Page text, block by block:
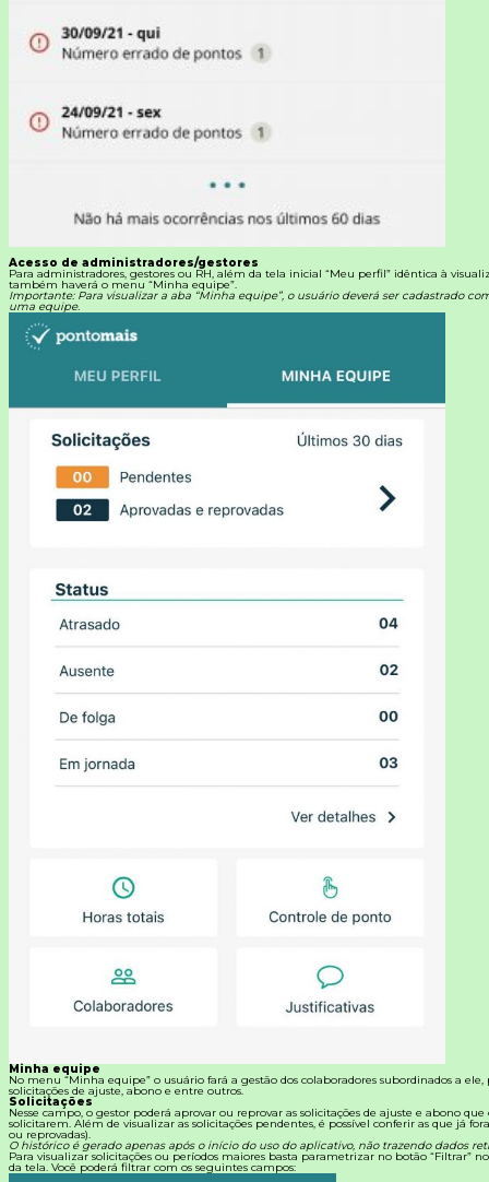
Acesso de administradores/gestores
Para administradores, gestores ou RH, além da tela inicial “Meu perfil” idêntica à
também haverá o menu “Minha equipe”.
Importante: Para visualizar a aba “Minha equipe”, o usuário deverá ser cadastrado
uma equipe.
Minha equipe
No menu “Minha equipe” o usuário fará a gestão dos colaboradores subordinados a
solicitações de ajuste, abono e entre outros.
Solicitações
Nesse campo, o gestor poderá aprovar ou reprovar as solicitações de ajuste e abono que
solicitarem. Além de visualizar as solicitações pendentes, é possível conferir as que já
ou reprovadas).
O histórico é gerado apenas após o início do uso do aplicativo, não trazendo dados
Para visualizar solicitações ou períodos maiores basta parametrizar no botão “Filtrar”
da tela. Você poderá filtrar com os seguintes campos: